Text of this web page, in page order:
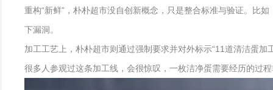
重构“新鲜”，朴朴超市没自创新概念，只是整合标准与验证。比
下漏洞。
加工工艺上，朴朴超市则通过强制要求并对外标示“11道清洁蛋
很多人参观过这条加工线，会很惊叹，一枚洁净蛋需要经历的